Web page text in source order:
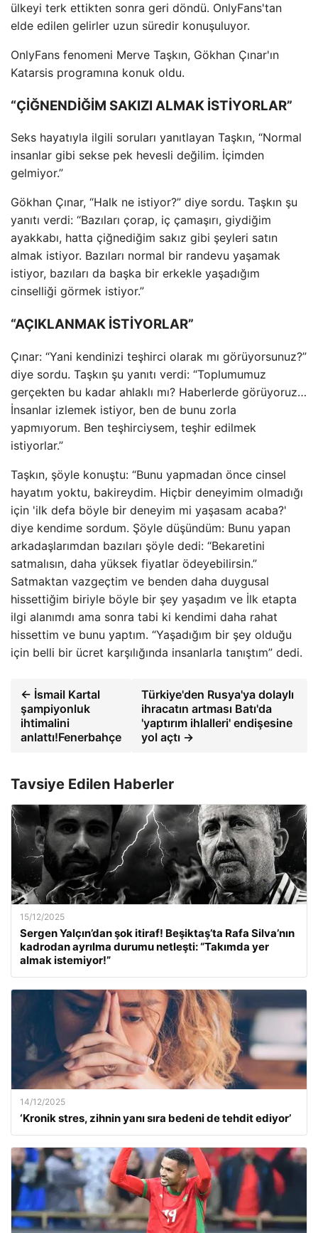
ülkeyi terk ettikten sonra geri döndü. OnlyFans'tan
elde edilen gelirler uzun süredir konuşuluyor.
OnlyFans fenomeni Merve Taşkın, Gökhan Çınar'ın
Katarsis programına konuk oldu.
“ÇİĞNENDİĞİM SAKIZI ALMAK İSTİYORLAR”
Seks hayatıyla ilgili soruları yanıtlayan Taşkın, “Normal
insanlar gibi sekse pek hevesli değilim. İçimden
gelmiyor.”
Gökhan Çınar, “Halk ne istiyor?” diye sordu. Taşkın şu
yanıtı verdi: “Bazıları çorap, iç çamaşırı, giydiğim
ayakkabı, hatta çiğnediğim sakız gibi şeyleri satın
almak istiyor. Bazıları normal bir randevu yaşamak
istiyor, bazıları da başka bir erkekle yaşadığım
cinselliği görmek istiyor.”
“AÇIKLANMAK İSTİYORLAR”
Çınar: “Yani kendinizi teşhirci olarak mı görüyorsunuz?”
diye sordu. Taşkın şu yanıtı verdi: “Toplumumuz
gerçekten bu kadar ahlaklı mı? Haberlerde görüyoruz…
İnsanlar izlemek istiyor, ben de bunu zorla
yapmıyorum. Ben teşhirciysem, teşhir edilmek
istiyorlar.”
Taşkın, şöyle konuştu: “Bunu yapmadan önce cinsel
hayatım yoktu, bakireydim. Hiçbir deneyimim olmadığı
için 'ilk defa böyle bir deneyim mi yaşasam acaba?'
diye kendime sordum. Şöyle düşündüm: Bunu yapan
arkadaşlarımdan bazıları şöyle dedi: “Bekaretini
satmalısın, daha yüksek fiyatlar ödeyebilirsin.”
Satmaktan vazgeçtim ve benden daha duygusal
hissettiğim biriyle böyle bir şey yaşadım ve İlk etapta
ilgi alanımdı ama sonra tabi ki kendimi daha rahat
hissettim ve bunu yaptım. “Yaşadığım bir şey olduğu
için belli bir ücret karşılığında insanlarla tanıştım” dedi.
← İsmail Kartal
şampiyonluk
ihtimalini
anlattı!Fenerbahçe
Türkiye'den Rusya'ya dolaylı
ihracatın artması Batı'da
'yaptırım ihlalleri' endişesine
yol açtı →
Tavsiye Edilen Haberler
15/12/2025
Sergen Yalçın’dan şok itiraf! Beşiktaş’ta Rafa Silva’nın
kadrodan ayrılma durumu netleşti: “Takımda yer
almak istemiyor!”
14/12/2025
‘Kronik stres, zihnin yanı sıra bedeni de tehdit ediyor’